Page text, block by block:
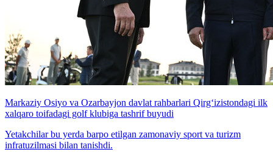
Markaziy Osiyo va Ozarbayjon davlat rahbarlari Qirg‘izistondagi ilk
xalqaro toifadagi golf klubiga tashrif buyudi
Yetakchilar bu yerda barpo etilgan zamonaviy sport va turizm
infratuzilmasi bilan tanishdi.